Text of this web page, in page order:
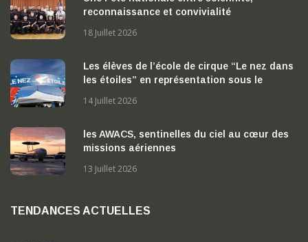
reconnaissance et convivialité
18 Juillet 2026
Les élèves de l’école de cirque “Le nez dans
les étoiles” en représentation sous le
14 Juillet 2026
les AWACS, sentinelles du ciel au cœur des
missions aériennes
13 Juillet 2026
TENDANCES ACTUELLES